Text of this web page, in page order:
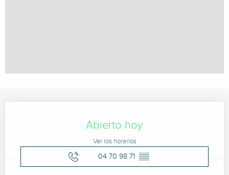
Abierto hoy
Ver los horarios
04 70 98 71 ▒▒